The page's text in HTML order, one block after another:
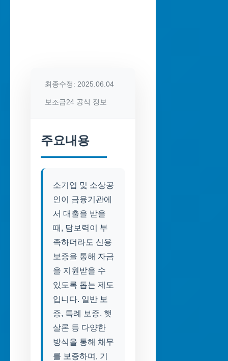
최종수정: 2025.06.04
보조금24 공식 정보
주요내용
소기업 및 소상공
인이 금융기관에
서 대출을 받을
때, 담보력이 부
족하더라도 신용
보증을 통해 자금
을 지원받을 수
있도록 돕는 제도
입니다. 일반 보
증, 특례 보증, 햇
살론 등 다양한
방식을 통해 채무
를 보증하며, 기